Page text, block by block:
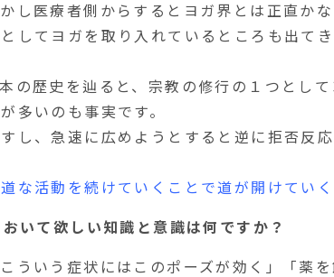
し医療者側からするとヨガ界とは正直かな
してヨガを取り入れているところも出て
の歴史を辿ると、宗教の修行の１つとし
多いのも事実です。
し、急速に広めようとすると逆に拒否反
な活動を続けていくことで道が開けていく
いて欲しい知識と意識は何ですか？
ういう症状にはこのポーズが効く」「薬